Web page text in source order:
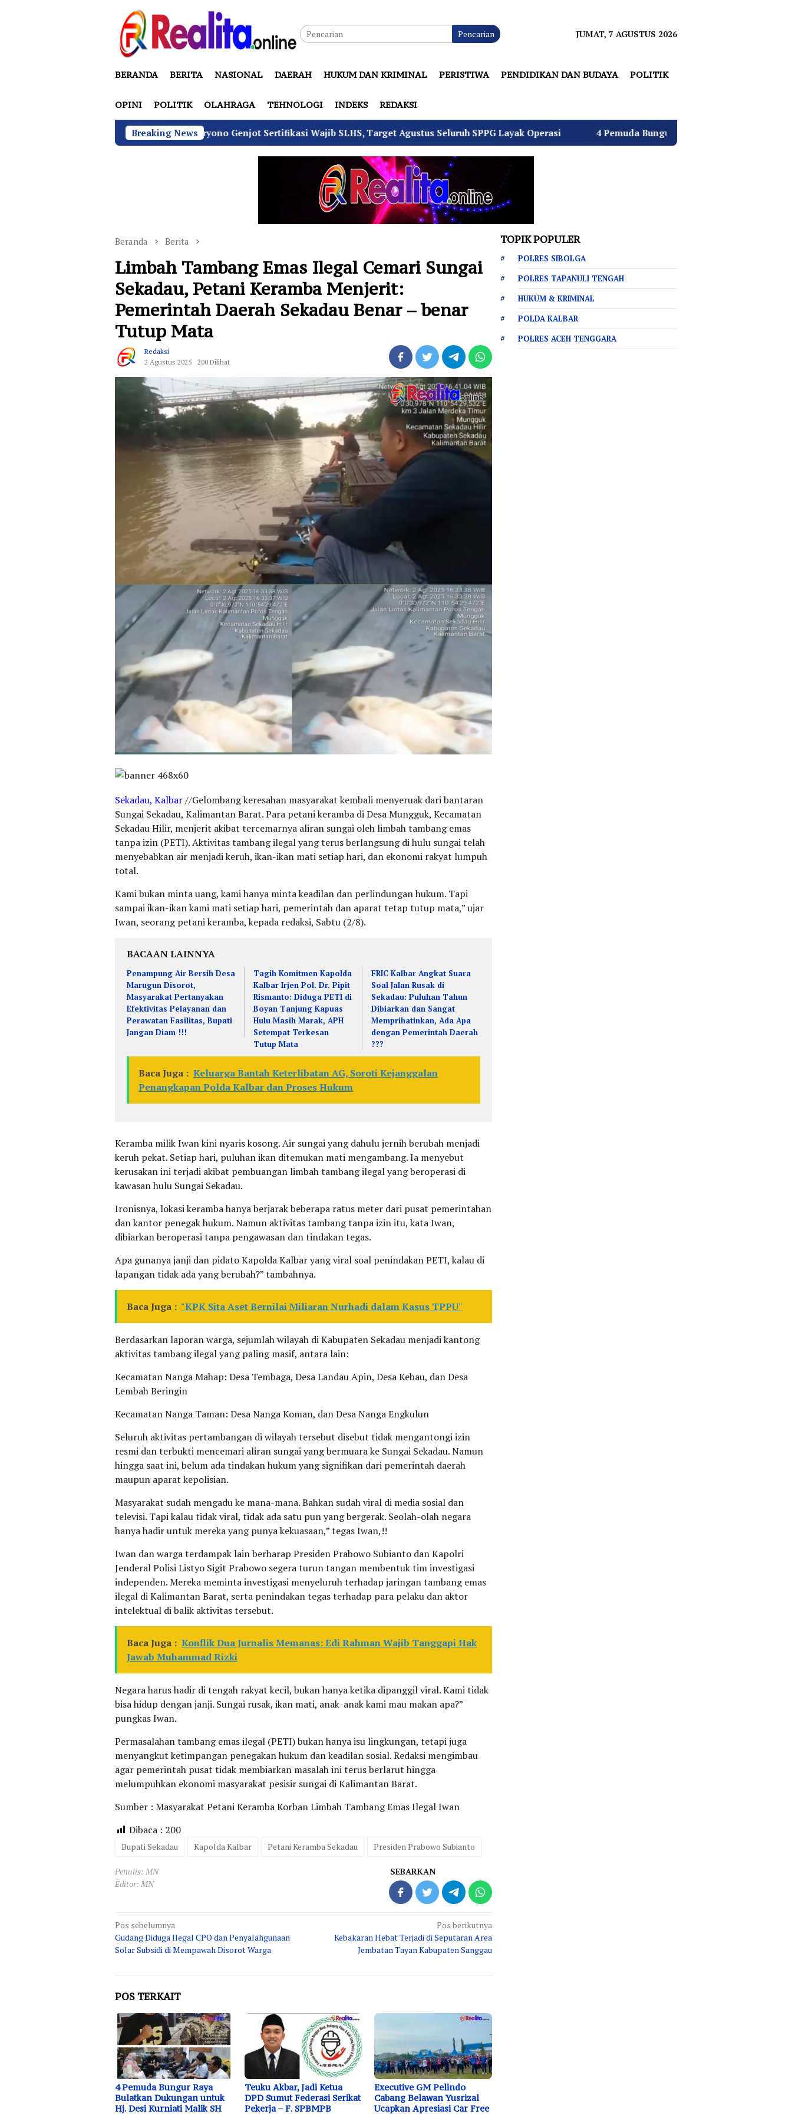
Pencarian JUMAT, 7 AGUSTUS 2026
BERANDA BERITA NASIONAL DAERAH HUKUM DAN KRIMINAL PERISTIWA PENDIDIKAN DAN BUDAYA POLITIK
OPINI POLITIK OLAHRAGA TEHNOLOGI INDEKS REDAKSI
Breaking News
BGN di Bawah Sudaryono Genjot Sertifikasi Wajib SLHS, Target Agustus Seluruh SPPG Layak Operasi 4 Pemuda Bungur Raya Bulatkan Dukungan untuk Hj. Desi
Beranda Berita
Limbah Tambang Emas Ilegal Cemari Sungai
Sekadau, Petani Keramba Menjerit:
Pemerintah Daerah Sekadau Benar – benar
Tutup Mata
Redaksi
2 Agustus 2025
200 Dilihat
Sekadau, Kalbar//Gelombang keresahan masyarakat kembali menyeruak dari bantaran
Sungai Sekadau, Kalimantan Barat. Para petani keramba di Desa Mungguk, Kecamatan
Sekadau Hilir, menjerit akibat tercemarnya aliran sungai oleh limbah tambang emas
tanpa izin (PETI). Aktivitas tambang ilegal yang terus berlangsung di hulu sungai telah
menyebabkan air menjadi keruh, ikan-ikan mati setiap hari, dan ekonomi rakyat lumpuh
total.
Kami bukan minta uang, kami hanya minta keadilan dan perlindungan hukum. Tapi
sampai ikan-ikan kami mati setiap hari, pemerintah dan aparat tetap tutup mata,” ujar
Iwan, seorang petani keramba, kepada redaksi, Sabtu (2/8).
BACAAN LAINNYA
Penampung Air Bersih Desa
Marugun Disorot,
Masyarakat Pertanyakan
Efektivitas Pelayanan dan
Perawatan Fasilitas, Bupati
Jangan Diam !!!
Tagih Komitmen Kapolda
Kalbar Irjen Pol. Dr. Pipit
Rismanto: Diduga PETI di
Boyan Tanjung Kapuas
Hulu Masih Marak, APH
Setempat Terkesan
Tutup Mata
FRIC Kalbar Angkat Suara
Soal Jalan Rusak di
Sekadau: Puluhan Tahun
Dibiarkan dan Sangat
Memprihatinkan, Ada Apa
dengan Pemerintah Daerah
???
Baca Juga : Keluarga Bantah Keterlibatan AG, Soroti Kejanggalan
Penangkapan Polda Kalbar dan Proses Hukum
Keramba milik Iwan kini nyaris kosong. Air sungai yang dahulu jernih berubah menjadi
keruh pekat. Setiap hari, puluhan ikan ditemukan mati mengambang. Ia menyebut
kerusakan ini terjadi akibat pembuangan limbah tambang ilegal yang beroperasi di
kawasan hulu Sungai Sekadau.
Ironisnya, lokasi keramba hanya berjarak beberapa ratus meter dari pusat pemerintahan
dan kantor penegak hukum. Namun aktivitas tambang tanpa izin itu, kata Iwan,
dibiarkan beroperasi tanpa pengawasan dan tindakan tegas.
Apa gunanya janji dan pidato Kapolda Kalbar yang viral soal penindakan PETI, kalau di
lapangan tidak ada yang berubah?” tambahnya.
Baca Juga : "KPK Sita Aset Bernilai Miliaran Nurhadi dalam Kasus TPPU"
Berdasarkan laporan warga, sejumlah wilayah di Kabupaten Sekadau menjadi kantong
aktivitas tambang ilegal yang paling masif, antara lain:
Kecamatan Nanga Mahap: Desa Tembaga, Desa Landau Apin, Desa Kebau, dan Desa
Lembah Beringin
Kecamatan Nanga Taman: Desa Nanga Koman, dan Desa Nanga Engkulun
Seluruh aktivitas pertambangan di wilayah tersebut disebut tidak mengantongi izin
resmi dan terbukti mencemari aliran sungai yang bermuara ke Sungai Sekadau. Namun
hingga saat ini, belum ada tindakan hukum yang signifikan dari pemerintah daerah
maupun aparat kepolisian.
Masyarakat sudah mengadu ke mana-mana. Bahkan sudah viral di media sosial dan
televisi. Tapi kalau tidak viral, tidak ada satu pun yang bergerak. Seolah-olah negara
hanya hadir untuk mereka yang punya kekuasaan,” tegas Iwan,!!
Iwan dan warga terdampak lain berharap Presiden Prabowo Subianto dan Kapolri
Jenderal Polisi Listyo Sigit Prabowo segera turun tangan membentuk tim investigasi
independen. Mereka meminta investigasi menyeluruh terhadap jaringan tambang emas
ilegal di Kalimantan Barat, serta penindakan tegas terhadap para pelaku dan aktor
intelektual di balik aktivitas tersebut.
Baca Juga : Konflik Dua Jurnalis Memanas: Edi Rahman Wajib Tanggapi Hak
Jawab Muhammad Rizki
Negara harus hadir di tengah rakyat kecil, bukan hanya ketika dipanggil viral. Kami tidak
bisa hidup dengan janji. Sungai rusak, ikan mati, anak-anak kami mau makan apa?”
pungkas Iwan.
Permasalahan tambang emas ilegal (PETI) bukan hanya isu lingkungan, tetapi juga
menyangkut ketimpangan penegakan hukum dan keadilan sosial. Redaksi mengimbau
agar pemerintah pusat tidak membiarkan masalah ini terus berlarut hingga
melumpuhkan ekonomi masyarakat pesisir sungai di Kalimantan Barat.
Sumber : Masyarakat Petani Keramba Korban Limbah Tambang Emas Ilegal Iwan
Dibaca : 200
Bupati Sekadau Kapolda Kalbar Petani Keramba Sekadau Presiden Prabowo Subianto
Penulis: MN
Editor: MN
SEBARKAN
Navigasi
pos
Pos sebelumnya
Gudang Diduga Ilegal CPO dan Penyalahgunaan
Solar Subsidi di Mempawah Disorot Warga
Pos berikutnya
Kebakaran Hebat Terjadi di Seputaran Area
Jembatan Tayan Kabupaten Sanggau
POS TERKAIT
4 Pemuda Bungur Raya
Bulatkan Dukungan untuk
Hj. Desi Kurniati Malik SH
Teuku Akbar, Jadi Ketua
DPD Sumut Federasi Serikat
Pekerja – F. SPBMPB
Executive GM Pelindo
Cabang Belawan Yusrizal
Ucapkan Apresiasi Car Free
TOPIK POPULER
POLRES SIBOLGA
POLRES TAPANULI TENGAH
HUKUM & KRIMINAL
POLDA KALBAR
POLRES ACEH TENGGARA